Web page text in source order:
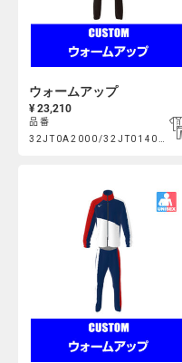
ウォームアップ
¥ 23,210
Product
Actions
品番
32JT0A2000/32JT014000